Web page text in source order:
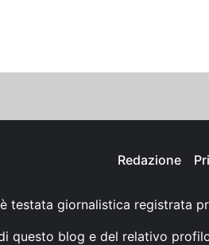
Redazione
testata giornalistica registrata
questo blog e del relativo